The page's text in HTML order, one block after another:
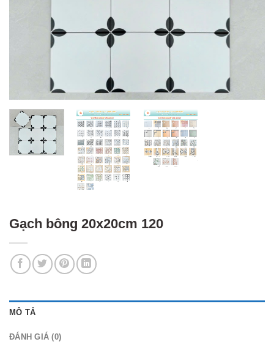
Gạch bông 20x20cm 120
MÔ TẢ
ĐÁNH GIÁ (0)